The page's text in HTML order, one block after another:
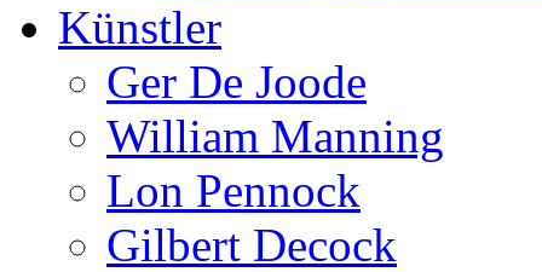
Künstler
Ger De Joode
William Manning
Lon Pennock
Gilbert Decock